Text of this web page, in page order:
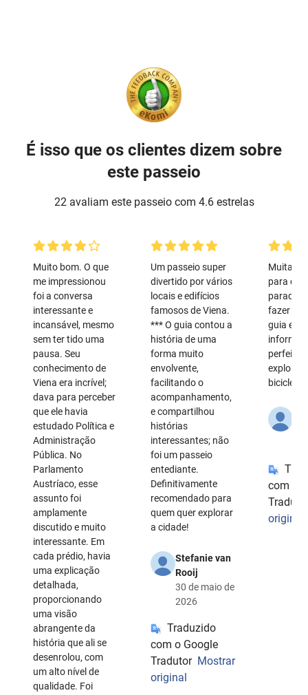
É isso que os clientes dizem sobre
este passeio
22 avaliam este passeio com 4.6 estrelas
Muito bom. O que
me impressionou
foi a conversa
interessante e
incansável, mesmo
sem ter tido uma
pausa. Seu
conhecimento de
Viena era incrível;
dava para perceber
que ele havia
estudado Política e
Administração
Pública. No
Parlamento
Austríaco, esse
assunto foi
amplamente
discutido e muito
interessante. Em
cada prédio, havia
uma explicação
detalhada,
proporcionando
uma visão
abrangente da
história que ali se
desenrolou, com
um alto nível de
qualidade. Foi
Um passeio super
divertido por vários
locais e edifícios
famosos de Viena.
*** O guia contou a
história de uma
forma muito
envolvente,
facilitando o
acompanhamento,
e compartilhou
histórias
interessantes; não
foi um passeio
entediante.
Definitivamente
recomendado para
quem quer explorar
a cidade!
Stefanie van
Rooij
30 de maio de
2026
Traduzido
com o Google
Tradutor Mostrar
original
Muitas
para
fazer
guia era
bicicleta.
com o
original